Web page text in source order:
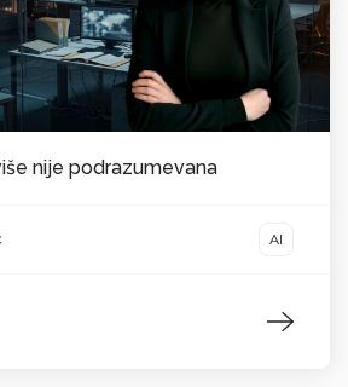
nije podrazumevana
AI